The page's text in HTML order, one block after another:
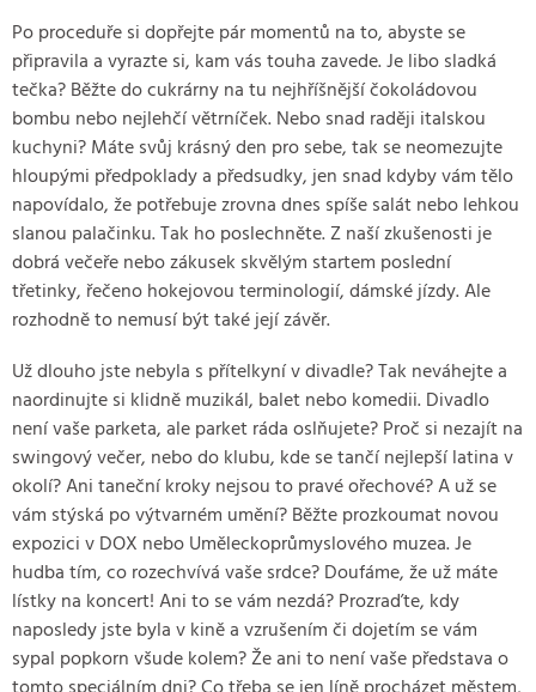
Po proceduře si dopřejte pár momentů na to, abyste se
připravila a vyrazte si, kam vás touha zavede. Je libo sladká
tečka? Běžte do cukrárny na tu nejhříšnější čokoládovou
bombu nebo nejlehčí větrníček. Nebo snad raději italskou
kuchyni? Máte svůj krásný den pro sebe, tak se neomezujte
hloupými předpoklady a předsudky, jen snad kdyby vám tělo
napovídalo, že potřebuje zrovna dnes spíše salát nebo lehkou
slanou palačinku. Tak ho poslechněte. Z naší zkušenosti je
dobrá večeře nebo zákusek skvělým startem poslední
třetinky, řečeno hokejovou terminologií, dámské jízdy. Ale
rozhodně to nemusí být také její závěr.
Už dlouho jste nebyla s přítelkyní v divadle? Tak neváhejte a
naordinujte si klidně muzikál, balet nebo komedii. Divadlo
není vaše parketa, ale parket ráda oslňujete? Proč si nezajít na
swingový večer, nebo do klubu, kde se tančí nejlepší latina v
okolí? Ani taneční kroky nejsou to pravé ořechové? A už se
vám stýská po výtvarném umění? Běžte prozkoumat novou
expozici v DOX nebo Uměleckoprůmyslového muzea. Je
hudba tím, co rozechvívá vaše srdce? Doufáme, že už máte
lístky na koncert! Ani to se vám nezdá? Prozraďte, kdy
naposledy jste byla v kině a vzrušením či dojetím se vám
sypal popkorn všude kolem? Že ani to není vaše představa o